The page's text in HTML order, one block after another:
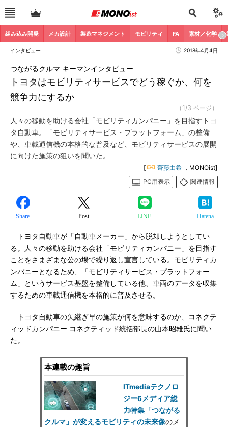
組み込み開発 メカ設計 製造マネジメント モビリティ FA 素材／化学
インタビュー 2018年4月4日
トヨタはモビリティサービスでどう稼ぐか、何を
競争力にするか
つながるクルマ キーマンインタビュー
（1/3 ページ）
人々の移動を助ける会社「モビリティカンパニー」を目指すトヨ
タ自動車。「モビリティサービス・プラットフォーム」の整備
や、車載通信機の本格的な普及など、モビリティサービスの展開
に向けた施策の狙いを聞いた。
[ 齊藤由希 ，MONOist]
PC用表示
関連情報
Share Post LINE Hatena
トヨタ自動車が「自動車メーカー」から脱却しようとしてい
る。人々の移動を助ける会社「モビリティカンパニー」を目指す
ことをさまざまな公の場で繰り返し宣言している。モビリティカ
ンパニーとなるため、「モビリティサービス・プラットフォー
ム」というサービス基盤を整備している他、車両のデータを収集
するための車載通信機を本格的に普及させる。
トヨタ自動車の矢継ぎ早の施策が何を意味するのか、コネクテ
ィッドカンパニー コネクティッド統括部長の山本昭雄氏に聞い
た。
本連載の趣旨
ITmediaテクノロ
ジー6メディア総
力特集「つながる
クルマ」が変えるモビリティの未来像のメ